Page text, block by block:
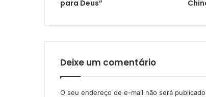
para Deus”
Deixe um comentário
O seu endereço de e-mail não será